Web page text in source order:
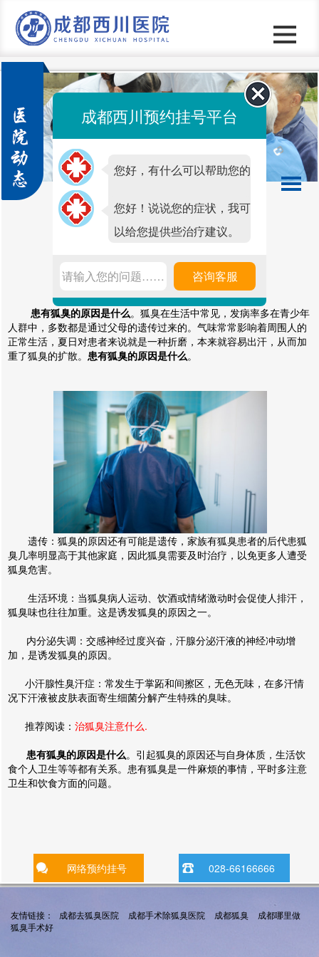
患有狐臭的原因是什么.
发表时间：2020-05-13 15:29 点击次数：1369
患有狐臭的原因是什么。狐臭在生活中常见，发病率多在青少年
人群中，多数都是通过父母的遗传过来的。气味常常影响着周围人的
正常生活，夏日对患者来说就是一种折磨，本来就容易出汗，从而加
重了狐臭的扩散。 患有狐臭的原因是什么。
遗传：狐臭的原因还有可能是遗传，家族有狐臭患者的后代患狐
臭几率明显高于其他家庭，因此狐臭需要及时治疗，以免更多人遭受
狐臭危害。
生活环境：当狐臭病人运动、饮酒或情绪激动时会促使人排汗，
狐臭味也往往加重。这是诱发狐臭的原因之一。
内分泌失调：交感神经过度兴奋，汗腺分泌汗液的神经冲动增
加，是诱发狐臭的原因。
小汗腺性臭汗症：常发生于掌跖和间擦区，无色无味，在多汗情
况下汗液被皮肤表面寄生细菌分解产生特殊的臭味。
推荐阅读： 治狐臭注意什么.
患有狐臭的原因是什么。引起狐臭的原因还与自身体质，生活饮
食个人卫生等等都有关系。患有狐臭是一件麻烦的事情，平时多注意
卫生和饮食方面的问题。
网络预约挂号 028-66166666
友情链接： 成都去狐臭医院 成都手术除狐臭医院 成都狐臭
成都哪里做
狐臭手术好
成都西川预约挂号平台
您好，有什么可以帮助您的
吗？
您好！说说您的症状，我可
以给您提供些治疗建议。
请输入您的问题…… 咨询客服